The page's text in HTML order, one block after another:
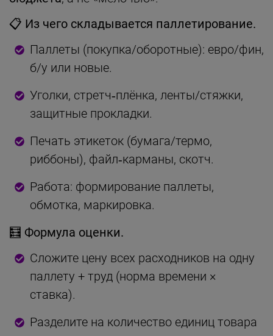
📋 Из чего складывается паллетирование.
Паллеты (покупка/оборотные): евро/фин,
б/у или новые.
Уголки, стретч‑плёнка, ленты/стяжки,
защитные прокладки.
Печать этикеток (бумага/термо,
риббоны), файл‑карманы, скотч.
Работа: формирование паллеты,
обмотка, маркировка.
🧮 Формула оценки.
Сложите цену всех расходников на одну
паллету + труд (норма времени ×
ставка).
Разделите на количество единиц товара